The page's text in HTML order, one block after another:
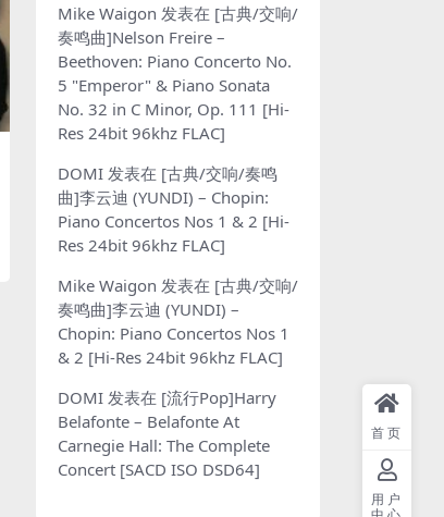
Mike Waigon 发表在 [古典/交响/
奏鸣曲]Nelson Freire –
Beethoven: Piano Concerto No.
5 "Emperor" & Piano Sonata
No. 32 in C Minor, Op. 111 [Hi-
Res 24bit 96khz FLAC]
DOMI 发表在 [古典/交响/奏鸣
曲]李云迪 (YUNDI) – Chopin:
Piano Concertos Nos 1 & 2 [Hi-
Res 24bit 96khz FLAC]
Mike Waigon 发表在 [古典/交响/
奏鸣曲]李云迪 (YUNDI) –
Chopin: Piano Concertos Nos 1
& 2 [Hi-Res 24bit 96khz FLAC]
DOMI 发表在 [流行Pop]Harry
Belafonte – Belafonte At
Carnegie Hall: The Complete
Concert [SACD ISO DSD64]
首页
用户